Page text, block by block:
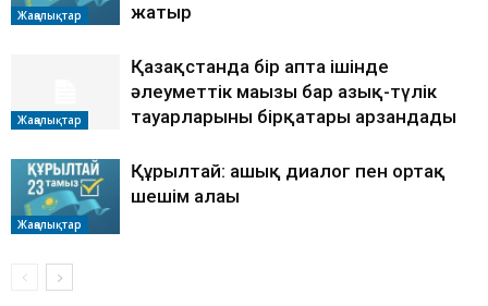
Жаңалықтар
жатыр
Жаңалықтар
Қазақстанда бір апта ішінде
әлеуметтік маңызы бар азық-түлік
тауарларының бірқатары арзандады
Жаңалықтар
Құрылтай: ашық диалог пен ортақ
шешім алаңы